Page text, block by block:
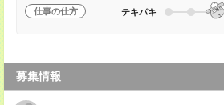
仕事の仕方 テキパキ
募集情報